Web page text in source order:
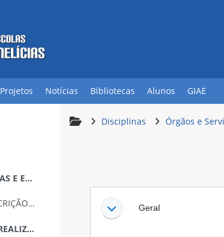
INSCRIÇÃO EM PROVAS E EXAMES
PLATAFORMA DE INSCRIÇÃO ELETRÓNICA EM PROVAS E EXAMES - PIEPE
APLICAÇÃO PARA A REALIZAÇÃO DAS PROVAS
Projetos Notícias Bibliotecas Alunos GIAE
Disciplinas Órgãos e
Lista de secções
Geral